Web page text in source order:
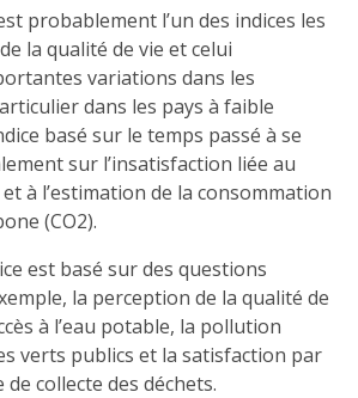
probablement l’un des indices les
la qualité de vie et celui
variations dans les
dans les pays à faible
basé sur le temps passé à se
sur l’insatisfaction liée au
à l’estimation de la consommation
(CO2).
est basé sur des questions
la perception de la qualité de
à l’eau potable, la pollution
verts publics et la satisfaction par
collecte des déchets.